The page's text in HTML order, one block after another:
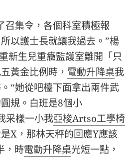
集令，各個科室積極報
以護士長就讓我過去。”楊
新生兒重癥監護室離開「只
黃金比例時， 電動升降桌我
“她從吧檯下面拿出兩件武
規。白班是8個小
采樣一小我亞梭Artso工學椅
X，那林天秤的回應Y應該
，時電動升降桌光短一點，